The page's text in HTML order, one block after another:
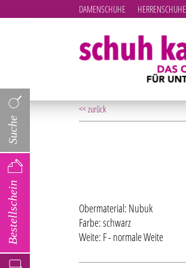
Bestellschein
Suche
DAMENSCHUHE HERRENSCHUHE
<< zurück
Obermaterial: Nubuk
Farbe: schwarz
Weite: F - normale Weite